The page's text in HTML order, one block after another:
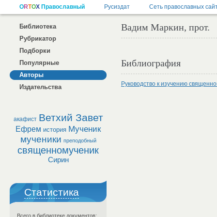
Библиотека
Рубрикатор
Подборки
Популярные
Авторы
Издательства
акафист Ветхий Завет
Ефрем история Мученик
мученики преподобный
священномученик
Сирин
Статистика
Всего в библиотеке документов:
Вадим Маркин, прот.
Библиография
Руководство к изучению